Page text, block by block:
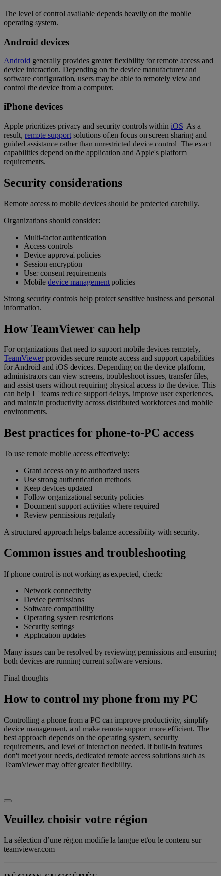
The level of control available depends heavily on the mobile
operating system.
Android devices
Android generally provides greater flexibility for remote access and
device interaction. Depending on the device manufacturer and
software configuration, users may be able to remotely view and
control the device from a computer.
iPhone devices
Apple prioritizes privacy and security controls within iOS. As a
result, remote support solutions often focus on screen sharing and
guided assistance rather than unrestricted device control. The exact
capabilities depend on the application and Apple's platform
requirements.
Security considerations
Remote access to mobile devices should be protected carefully.
Organizations should consider:
Multi-factor authentication
Access controls
Device approval policies
Session encryption
User consent requirements
Mobile device management policies
Strong security controls help protect sensitive business and personal
information.
How TeamViewer can help
For organizations that need to support mobile devices remotely,
TeamViewerprovides secure remote access and support capabilities
for Android and iOS devices. Depending on the device platform,
administrators can view screens, troubleshoot issues, transfer files,
and assist users without requiring physical access to the device. This
can help IT teams reduce support delays, improve user experiences,
and maintain productivity across distributed workforces and mobile
environments.
Best practices for phone-to-PC access
To use remote mobile access effectively:
Grant access only to authorized users
Use strong authentication methods
Keep devices updated
Follow organizational security policies
Document support activities where required
Review permissions regularly
A structured approach helps balance accessibility with security.
Common issues and troubleshooting
If phone control is not working as expected, check:
Network connectivity
Device permissions
Software compatibility
Operating system restrictions
Security settings
Application updates
Many issues can be resolved by reviewing permissions and ensuring
both devices are running current software versions.
Final thoughts
How to control my phone from my PC
Controlling a phone from a PC can improve productivity, simplify
device management, and make remote support more efficient. The
best approach depends on the operating system, security
requirements, and level of interaction needed. If built-in features
don't meet your needs, dedicated remote access solutions such as
TeamViewer may offer greater flexibility.
Veuillez choisir votre région
La sélection d’une région modifie la langue et/ou le contenu sur
teamviewer.com